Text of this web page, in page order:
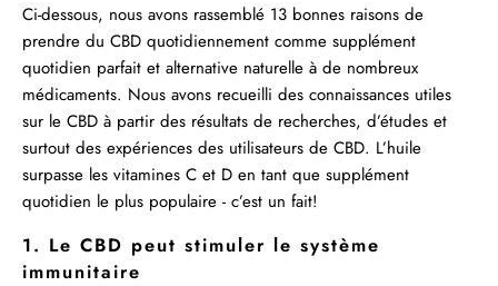
Ci-dessous, nous avons rassemblé 13 bonnes raisons de
prendre du CBD quotidiennement comme supplément
quotidien parfait et alternative naturelle à de nombreux
médicaments. Nous avons recueilli des connaissances utiles
sur le CBD à partir des résultats de recherches, d’études et
surtout des expériences des utilisateurs de CBD. L’huile
surpasse les vitamines C et D en tant que supplément
quotidien le plus populaire - c’est un fait!
1. Le CBD peut stimuler le système
immunitaire